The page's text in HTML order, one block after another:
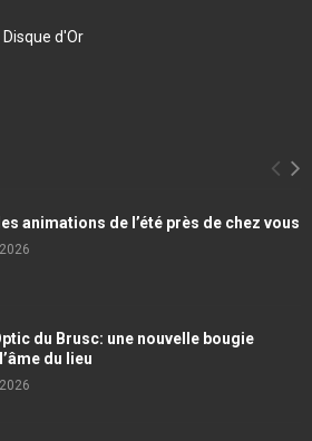
d'Or
animations de l’été près de chez vous
du Brusc: une nouvelle bougie
du lieu